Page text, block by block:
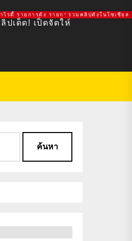
รินทร์ทีวี 34HD
รื่อง FULL HD
ไรตี้ รายการดัง รายการใหม่ ช่อง 3 ช่อง 7
ปเด็ด! เป็ดจัดให้
รวมคลิปดังในโซเชีย